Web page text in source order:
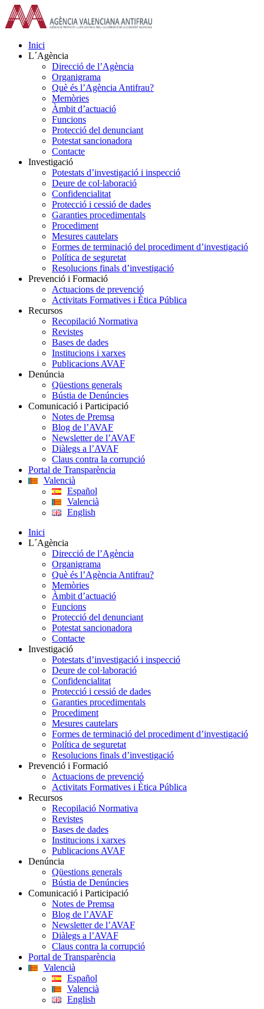
Skip
to
content
Inici
L´Agència
Direcció de l’Agència
Organigrama
Què és l’Agència Antifrau?
Memòries
Àmbit d’actuació
Funcions
Protecció del denunciant
Potestat sancionadora
Contacte
Investigació
Potestats d’investigació i inspecció
Deure de col·laboració
Confidencialitat
Protecció i cessió de dades
Garanties procedimentals
Procediment
Mesures cautelars
Formes de terminació del procediment d’investigació
Política de seguretat
Resolucions finals d’investigació
Prevenció i Formació
Actuacions de prevenció
Activitats Formatives i Ètica Pública
Recursos
Recopilació Normativa
Revistes
Bases de dades
Institucions i xarxes
Publicacions AVAF
Denúncia
Qüestions generals
Bústia de Denúncies
Comunicació i Participació
Notes de Premsa
Blog de l’AVAF
Newsletter de l’AVAF
Diàlegs a l’AVAF
Claus contra la corrupció
Portal de Transparència
Valencià
Español
Valencià
English
Inici
L´Agència
Direcció de l’Agència
Organigrama
Què és l’Agència Antifrau?
Memòries
Àmbit d’actuació
Funcions
Protecció del denunciant
Potestat sancionadora
Contacte
Investigació
Potestats d’investigació i inspecció
Deure de col·laboració
Confidencialitat
Protecció i cessió de dades
Garanties procedimentals
Procediment
Mesures cautelars
Formes de terminació del procediment d’investigació
Política de seguretat
Resolucions finals d’investigació
Prevenció i Formació
Actuacions de prevenció
Activitats Formatives i Ètica Pública
Recursos
Recopilació Normativa
Revistes
Bases de dades
Institucions i xarxes
Publicacions AVAF
Denúncia
Qüestions generals
Bústia de Denúncies
Comunicació i Participació
Notes de Premsa
Blog de l’AVAF
Newsletter de l’AVAF
Diàlegs a l’AVAF
Claus contra la corrupció
Portal de Transparència
Valencià
Español
Valencià
English